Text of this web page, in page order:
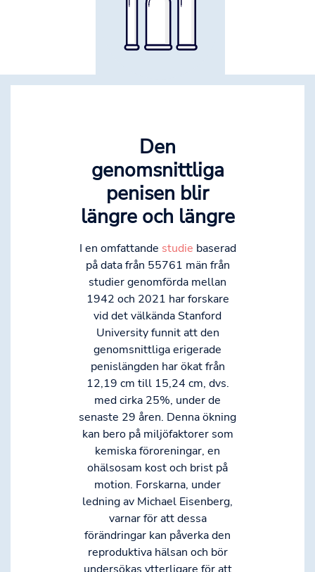
Den
genomsnittliga
penisen blir
längre och längre
I en omfattande studie baserad
på data från 55761 män från
studier genomförda mellan
1942 och 2021 har forskare
vid det välkända Stanford
University funnit att den
genomsnittliga erigerade
penislängden har ökat från
12,19 cm till 15,24 cm, dvs.
med cirka 25%, under de
senaste 29 åren. Denna ökning
kan bero på miljöfaktorer som
kemiska föroreningar, en
ohälsosam kost och brist på
motion. Forskarna, under
ledning av Michael Eisenberg,
varnar för att dessa
förändringar kan påverka den
reproduktiva hälsan och bör